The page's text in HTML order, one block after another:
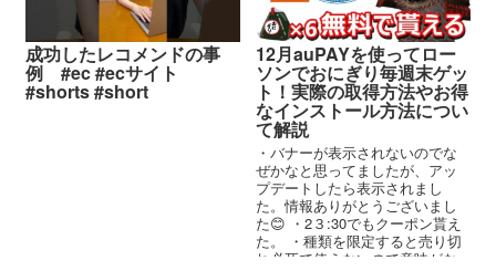
成功したレコメンドの事
例 #ec #ecサイト
#shorts #short
12月auPAYを使ってロー
ソンでおにぎり毎週末ゲッ
ト！実際の取得方法やお得
なインストール方法につい
て解説
・バナーが表示されないのでな
ぜかなと思ってましたが、アッ
プデートしたら表示されまし
た。情報ありがとうございまし
た😊 ・2３:30でもクーポン貰え
た。 ・種類を限定すると売り切
れ必死で使えないので意味がな